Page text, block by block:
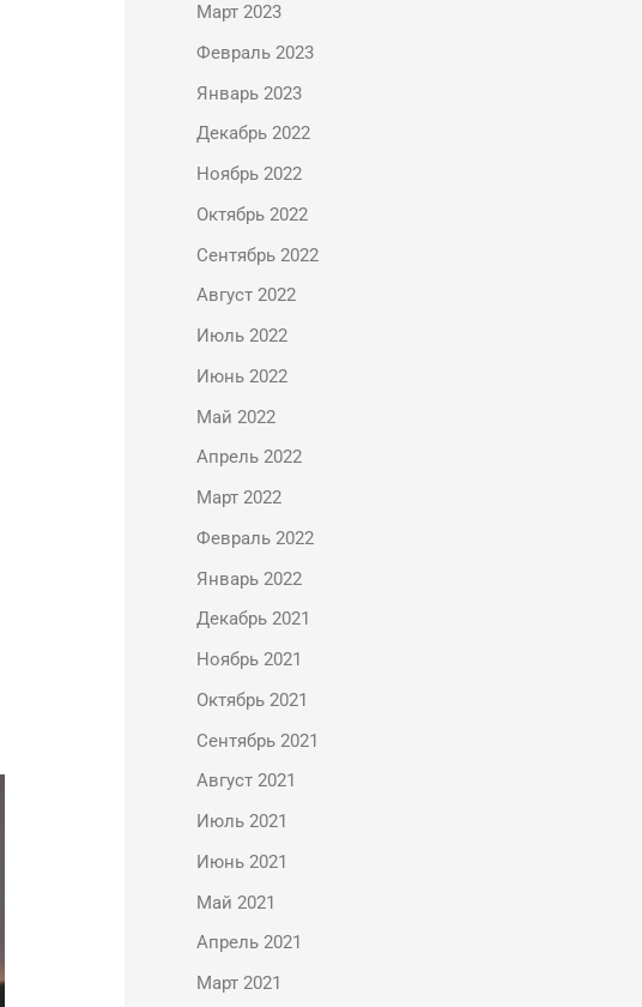
Март 2023
Февраль 2023
Январь 2023
Декабрь 2022
Ноябрь 2022
Октябрь 2022
Сентябрь 2022
Август 2022
Июль 2022
Июнь 2022
Май 2022
Апрель 2022
Март 2022
Февраль 2022
Январь 2022
Декабрь 2021
Ноябрь 2021
Октябрь 2021
Сентябрь 2021
Август 2021
Июль 2021
Июнь 2021
Май 2021
Апрель 2021
Март 2021